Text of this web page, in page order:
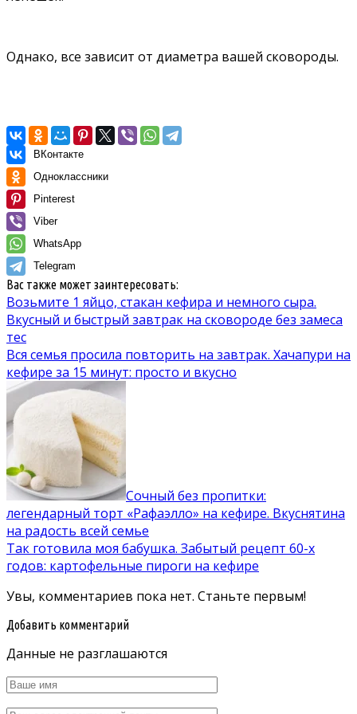
Однако, все зависит от диаметра вашей сковороды.
ВКонтакте
Одноклассники
Pinterest
Viber
WhatsApp
Telegram
Вас также может заинтересовать:
Возьмите 1 яйцо, стакан кефира и немного сыра.
Вкусный и быстрый завтрак на сковороде без замеса
тес
Вся семья просила повторить на завтрак. Хачапури на
кефире за 15 минут: просто и вкусно
Сочный без пропитки:
легендарный торт «Рафаэлло» на кефире. Вкуснятина
на радость всей семье
Так готовила моя бабушка. Забытый рецепт 60-х
годов: картофельные пироги на кефире
Увы, комментариев пока нет. Станьте первым!
Добавить комментарий
Данные не разглашаются